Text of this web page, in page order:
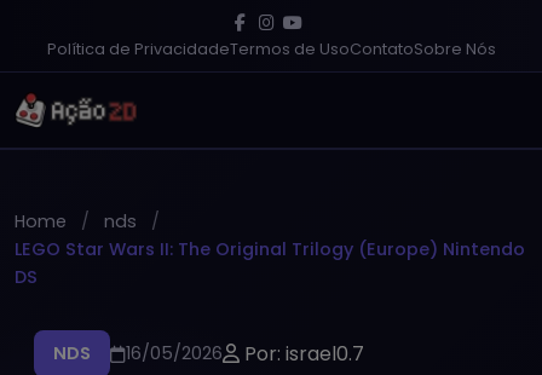
Política de PrivacidadeTermos de UsoContatoSobre Nós
Home
nds
LEGO Star Wars II: The Original Trilogy (Europe) Nintendo
DS
NDS 16/05/2026 Por: israel0.7